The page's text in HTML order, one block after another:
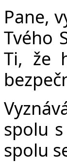
Pane,
Tvého
Ti, že
spolu
spolu